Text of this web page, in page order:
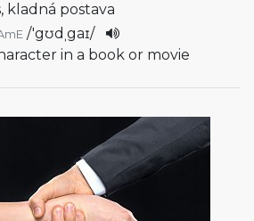
kladná postava
/'gʊdˌgaɪ/
in a book or movie